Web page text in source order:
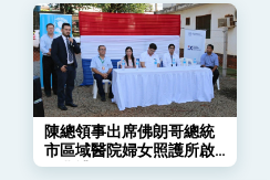
總統以「韌性之島，
年談話
總統主持「守護民主
會 強調以實力守護
命運
變局中 奮起的新臺
總統發表執政周年
陳總領事出席佛朗哥總統
市區域醫院婦女照護所啟
用典禮